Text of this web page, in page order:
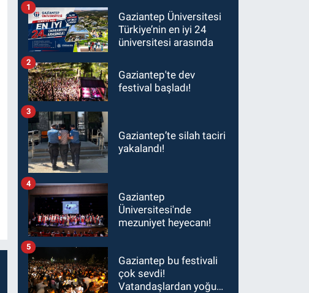
Gaziantep Üniversitesi
Türkiye’nin en iyi 24
üniversitesi arasında
1
Gaziantep'te dev
festival başladı!
2
Gaziantep’te silah taciri
yakalandı!
3
Gaziantep
Üniversitesi'nde
mezuniyet heyecanı!
4
Gaziantep bu festivali
çok sevdi!
Vatandaşlardan yoğun
5